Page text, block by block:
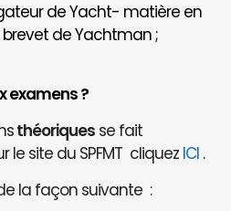
de Yacht- matière en
de Yachtman ;
examens ?
théoriques se fait
site du SPFMT cliquez ICI .
la façon suivante :